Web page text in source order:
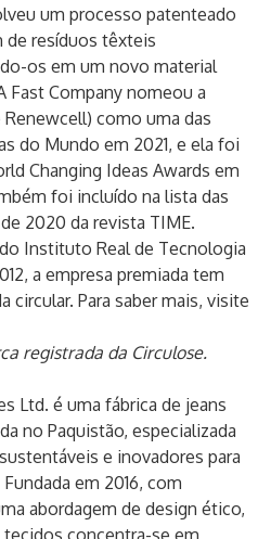
um processo patenteado
de resíduos têxteis
os em um novo material
Fast Company nomeou a
como uma das
do Mundo em 2021, e ela foi
Changing Ideas Awards em
foi incluído na lista das
2020 da revista TIME.
Instituto Real de Tecnologia
a empresa premiada tem
circular. Para saber mais, visite
registrada da Circulose.
Ltd. é uma fábrica de jeans
no Paquistão, especializada
​​e inovadores para
em 2016, com
abordagem de design ético,
tecidos concentra-se em